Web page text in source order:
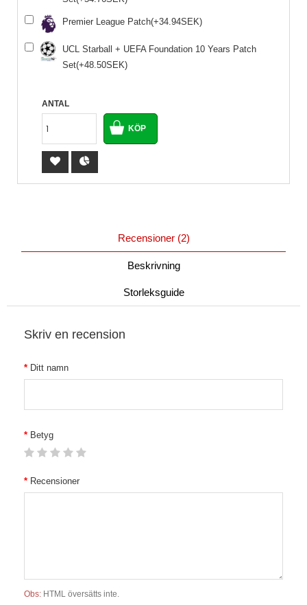
Premier League Patch(+34.94SEK)
UCL Starball + UEFA Foundation 10 Years Patch
Set(+48.50SEK)
ANTAL
Recensioner (2)
Beskrivning
Storleksguide
Skriv en recension
Ditt namn
Betyg
Recensioner
Obs: HTML översätts inte.